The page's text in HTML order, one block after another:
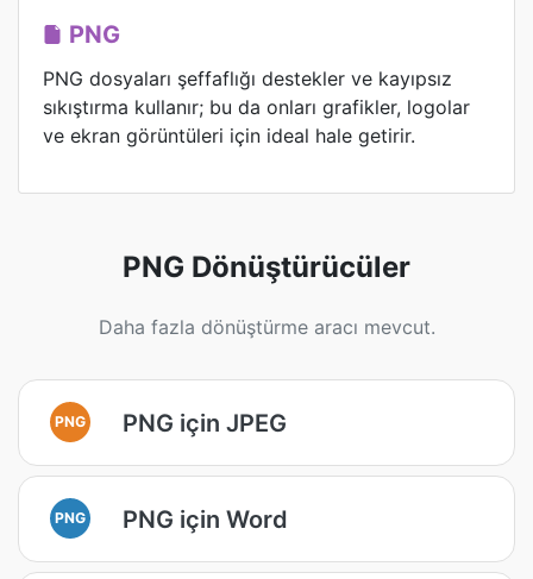
PNG
PNG dosyaları şeffaflığı destekler ve kayıpsız
sıkıştırma kullanır; bu da onları grafikler, logolar
ve ekran görüntüleri için ideal hale getirir.
PNG Dönüştürücüler
Daha fazla dönüştürme aracı mevcut.
PNG PNG için JPEG
PNG PNG için Word